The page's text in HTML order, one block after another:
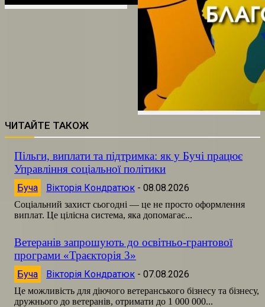
ЧИТАЙТЕ ТАКОЖ
Пільги, виплати та підтримка: як у Бучі працює
Управління соціальної політики
Буча Вікторія Кондратюк - 08.08.2026
Соціальний захист сьогодні — це не просто оформлення
виплат. Це цілісна система, яка допомагає...
Ветеранів запрошують до освітньо-грантової
програми «Траєкторія 3»
Буча Вікторія Кондратюк - 07.08.2026
Це можливість для діючого ветеранського бізнесу та бізнесу,
дружнього до ветеранів, отримати до 1 000 000...